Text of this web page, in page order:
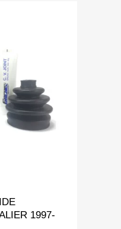
to Wishlist
to Compare
1997-